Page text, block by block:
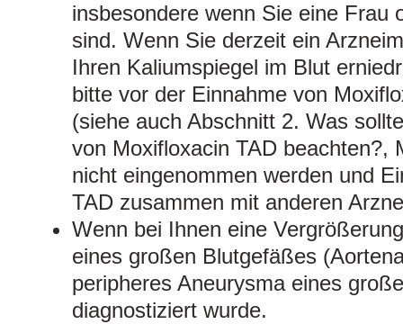
insbesondere wenn Sie eine Frau
sind. Wenn Sie derzeit ein
Ihren Kaliumspiegel im Blut
bitte vor der Einnahme von
(siehe auch Abschnitt 2. Was
von Moxifloxacin TAD beachten?,
nicht eingenommen werden und
TAD zusammen mit anderen
Wenn bei Ihnen eine
eines großen Blutgefäßes
peripheres Aneurysma eines
diagnostiziert wurde.